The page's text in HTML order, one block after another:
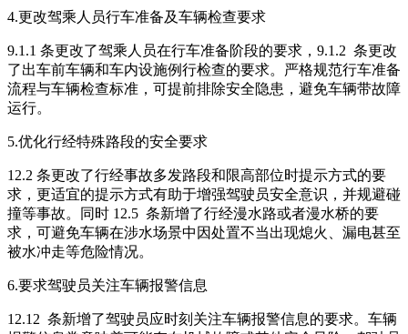
4.更改驾乘人员行车准备及车辆检查要求
9.1.1 条更改了驾乘人员在行车准备阶段的要求，9.1.2 条更改
了出车前车辆和车内设施例行检查的要求。严格规范行车准备
流程与车辆检查标准，可提前排除安全隐患，避免车辆带故障
运行。
5.优化行经特殊路段的安全要求
12.2 条更改了行经事故多发路段和限高部位时提示方式的要
求，更适宜的提示方式有助于增强驾驶员安全意识，并规避碰
撞等事故。同时 12.5 条新增了行经漫水路或者漫水桥的要
求，可避免车辆在涉水场景中因处置不当出现熄火、漏电甚至
被水冲走等危险情况。
6.要求驾驶员关注车辆报警信息
12.12 条新增了驾驶员应时刻关注车辆报警信息的要求。车辆